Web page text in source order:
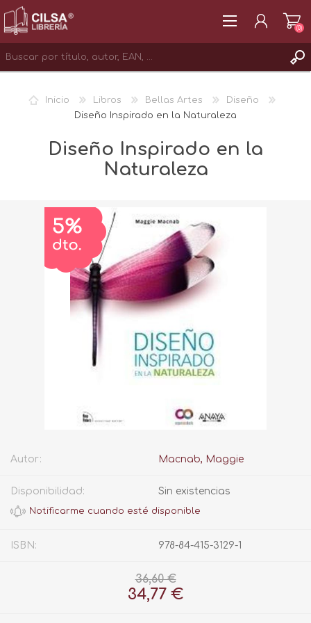
INICIAR SESIÓN
(0)
Inicio Libros Bellas Artes
Diseño
Diseño Inspirado en la Naturaleza
Diseño Inspirado en la
Naturaleza
Autor: Macnab, Maggie
Disponibilidad: Sin existencias
ISBN: 978-84-415-3129-1
36,60 €
34,77 €